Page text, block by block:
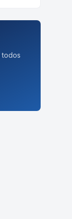
todos